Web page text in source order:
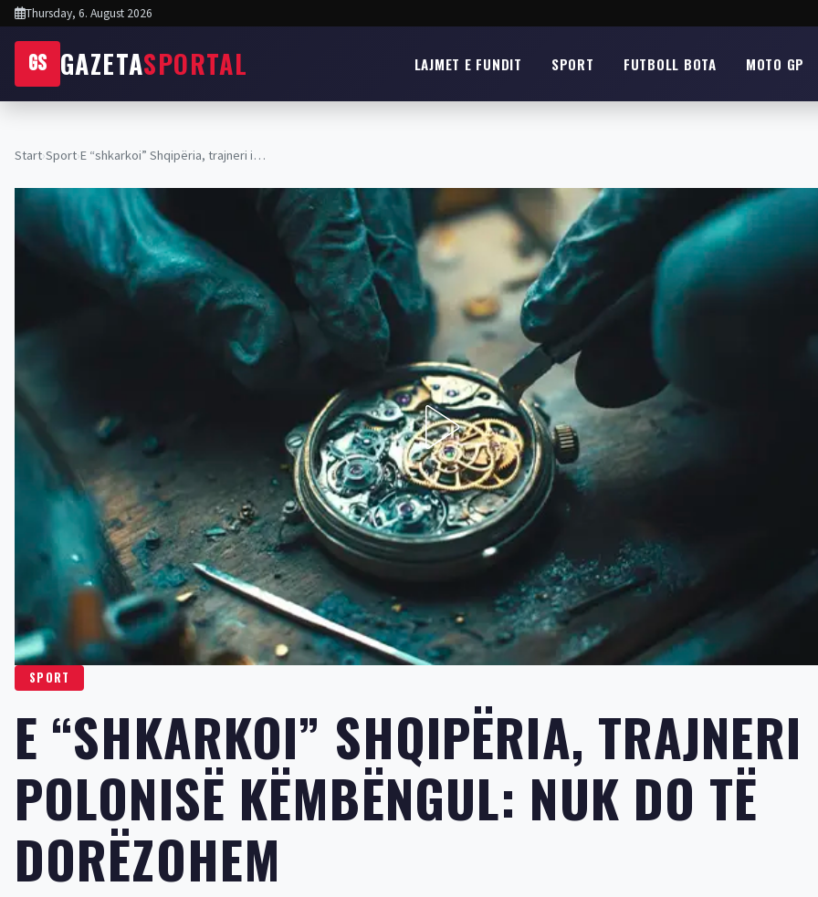
Thursday, 6. August 2026
GS GAZETASPORTAL LAJMET E FUNDIT SPORT FUTBOLL BOTA MOTO GP
Start›Sport›E “shkarkoi” Shqipëria, trajneri i…
SPORT
E “SHKARKOI” SHQIPËRIA,
POLONISË KËMBËNGUL: NUK DO TË
DORËZOHEM